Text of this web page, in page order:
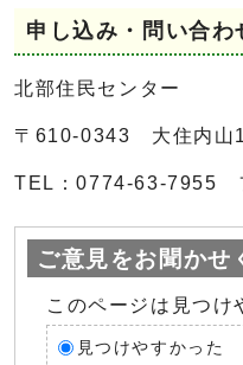
申し込み・問い合わ
北部住民センター
〒610-0343 大住内山
TEL：0774-63-7955
ご意見をお聞かせ
このページは見つけ
見つけやすかった